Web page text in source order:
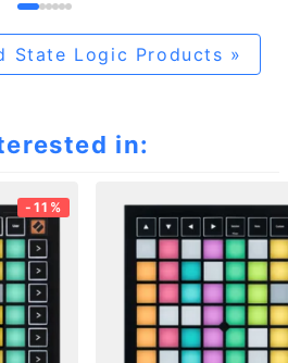
State Logic Products »
in:
-11%